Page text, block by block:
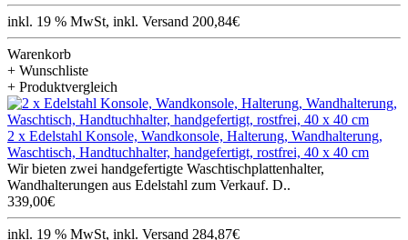
inkl. 19 % MwSt, inkl. Versand 200,84€
Warenkorb
+ Wunschliste
+ Produktvergleich
2 x Edelstahl Konsole, Wandkonsole, Halterung, Wandhalterung,
Waschtisch, Handtuchhalter, handgefertigt, rostfrei, 40 x 40 cm
Wir bieten zwei handgefertigte Waschtischplattenhalter,
Wandhalterungen aus Edelstahl zum Verkauf. D..
339,00€
inkl. 19 % MwSt, inkl. Versand 284,87€